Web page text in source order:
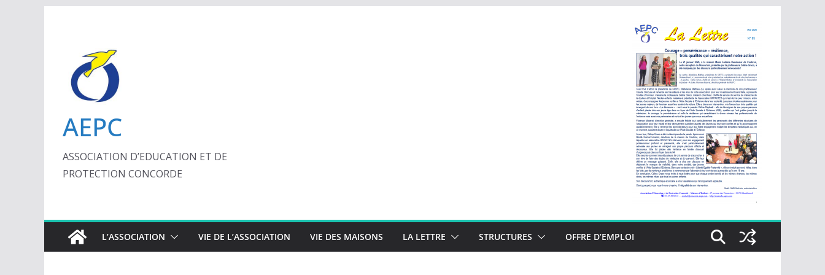
AEPC
ASSOCIATION D’EDUCATION ET DE
PROTECTION CONCORDE
L’ASSOCIATION VIE DE L’ASSOCIATION VIE DES MAISONS LA LETTRE STRUCTURES OFFRE D’EMPLOI